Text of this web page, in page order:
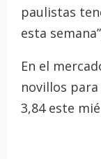
paulistas
esta
En el
novillos
3,84 este